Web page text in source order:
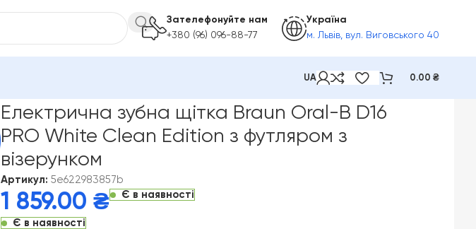
Зателефонуйте нам
+380 (96) 096-88-77
Україна
м. Львів, вул. Виговського 40
UA 0.00 ₴
Електрична зубна щітка Braun Oral-B D16
PRO White Clean Edition з футляром з
візерунком
Артикул: 5e622983857b
1 859.00 ₴ Є в наявності
Є в наявності